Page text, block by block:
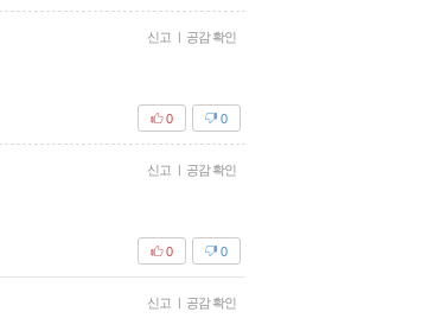
신고 | 공감 확인
0
0
신고 | 공감 확인
0
0
신고 | 공감 확인